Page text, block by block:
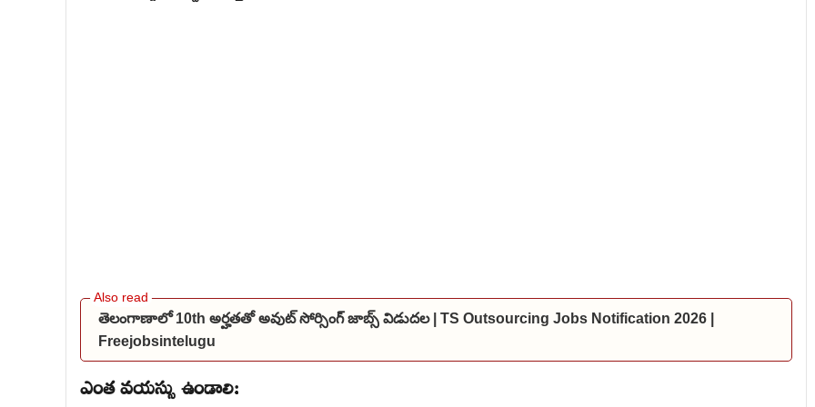
తెలంగాణాలో 10th అర్హతతో అవుట్ సోర్సింగ్ జాబ్స్ విడుదల | TS Outsourcing Jobs Notification 2026 |
Freejobsintelugu
ఎంత వయస్సు ఉండాలి: